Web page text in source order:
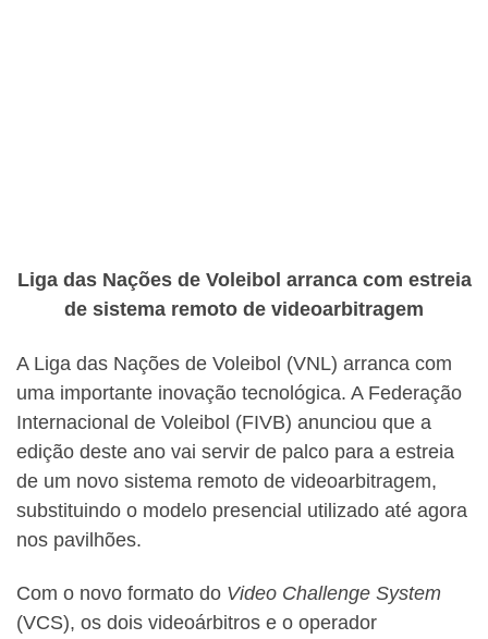
Liga das Nações de Voleibol arranca com estreia
de sistema remoto de videoarbitragem
A Liga das Nações de Voleibol (VNL) arranca com
uma importante inovação tecnológica. A Federação
Internacional de Voleibol (FIVB) anunciou que a
edição deste ano vai servir de palco para a estreia
de um novo sistema remoto de videoarbitragem,
substituindo o modelo presencial utilizado até agora
nos pavilhões.
Com o novo formato do Video Challenge System
(VCS), os dois videoárbitros e o operador